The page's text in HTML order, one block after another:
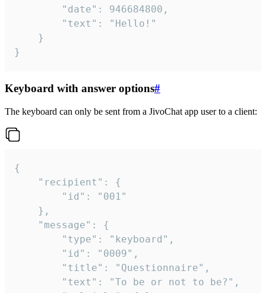
}
Keyboard with answer options#
The keyboard can only be sent from a JivoChat app user to a client:
{